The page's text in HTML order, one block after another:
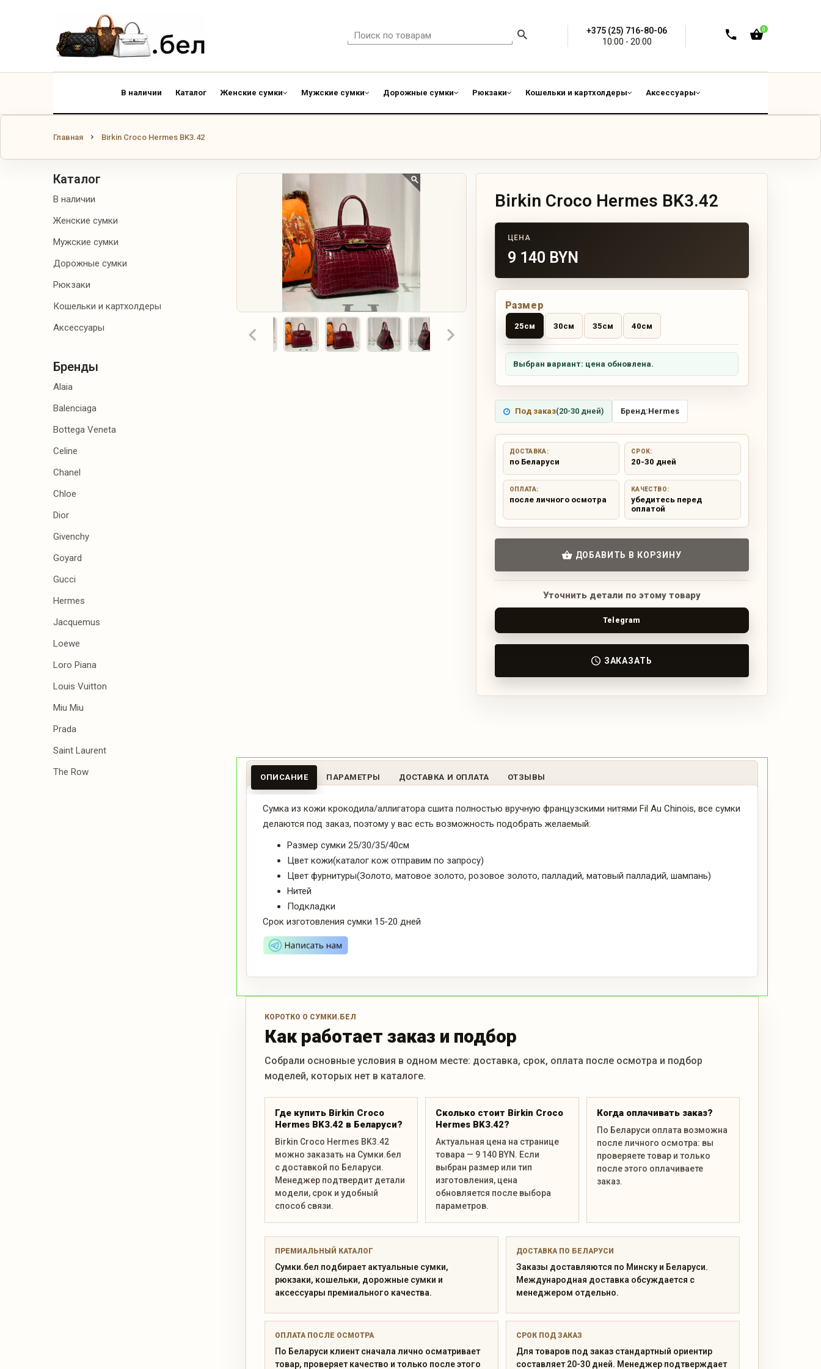
+375 (25) 716-80-06
10:00 - 20:00
0
В наличии Каталог Женские сумки Мужские сумки Дорожные сумки Рюкзаки Кошельки и картхолдеры Аксессуары
КОШЕЛЬКИ И
АКСЕССУАРЫ
Главная Birkin Croco Hermes BK3.42
Birkin Croco Hermes BK3.42
9 140 BYN
Размер
25см 30см 35см 40см
Выбран вариант: цена обновлена.
Под заказ(20-30 дней) Бренд:Hermes
ДОСТАВКА:
по Беларуси
СРОК:
20-30 дней
ОПЛАТА:
после личного осмотра
КАЧЕСТВО:
убедитесь перед
оплатой
ДОБАВИТЬ В КОРЗИНУ
Уточнить детали по этому товару
Telegram
ЗАКАЗАТЬ
ОПИСАНИЕ ПАРАМЕТРЫ ДОСТАВКА И ОПЛАТА ОТЗЫВЫ
Сумка из кожи крокодила/аллигатора сшита полностью вручную французскими нитями Fil Au Chinois, все сумки
делаются под заказ, поэтому у вас есть возможность подобрать желаемый:
Размер сумки 25/30/35/40см
Цвет кожи(каталог кож отправим по запросу)
Цвет фурнитуры(Золото, матовое золото, розовое золото, палладий, матовый палладий, шампань)
Нитей
Подкладки
Срок изготовления сумки 15-20 дней
КОРОТКО О СУМКИ.БЕЛ
Как работает заказ и подбор
Собрали основные условия в одном месте: доставка, срок, оплата после осмотра и подбор
моделей, которых нет в каталоге.
Где купить Birkin Croco
Hermes BK3.42 в Беларуси?
Birkin Croco Hermes BK3.42
можно заказать на Сумки.бел
с доставкой по Беларуси.
Менеджер подтвердит детали
модели, срок и удобный
способ связи.
Сколько стоит Birkin Croco
Hermes BK3.42?
Актуальная цена на странице
товара — 9 140 BYN. Если
выбран размер или тип
изготовления, цена
обновляется после выбора
параметров.
Когда оплачивать заказ?
По Беларуси оплата возможна
после личного осмотра: вы
проверяете товар и только
после этого оплачиваете
заказ.
ПРЕМИАЛЬНЫЙ КАТАЛОГ
Сумки.бел подбирает актуальные сумки,
рюкзаки, кошельки, дорожные сумки и
аксессуары премиального качества.
ДОСТАВКА ПО БЕЛАРУСИ
Заказы доставляются по Минску и Беларуси.
Международная доставка обсуждается с
менеджером отдельно.
ОПЛАТА ПОСЛЕ ОСМОТРА
По Беларуси клиент сначала лично осматривает
товар, проверяет качество и только после этого
СРОК ПОД ЗАКАЗ
Для товаров под заказ стандартный ориентир
составляет 20-30 дней. Менеджер подтверждает
Каталог
В наличии
Женские сумки
Мужские сумки
Дорожные сумки
Рюкзаки
Кошельки и картхолдеры
Аксессуары
Бренды
Alaia
Balenciaga
Bottega Veneta
Celine
Chanel
Chloe
Dior
Givenchy
Goyard
Gucci
Hermes
Jacquemus
Loewe
Loro Piana
Louis Vuitton
Miu Miu
Prada
Saint Laurent
The Row